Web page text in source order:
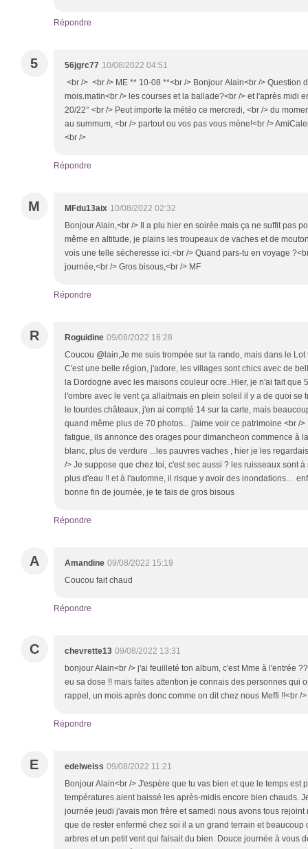
Répondre
5 56jgrc77 10/08/2022 04:51
<br /> <br /> ME ** 10-08 **<br /> Bonjour Alain<br /> Question
mois.matin<br /> les courses et la ballade?<br /> et l'après midi
20/22° <br /> Peut importe la météo ce mercredi, <br /> du
au summum, <br /> partout ou vos pas vous mène!<br />
<br />
Répondre
M MFdu13aix 10/08/2022 02:32
Bonjour Alain,<br /> Il a plu hier en soirée mais ça ne suffit pas
même en altitude, je plains les troupeaux de vaches et de
vois une telle sécheresse ici.<br /> Quand pars-tu en voyage
journée,<br /> Gros bisous,<br /> MF
Répondre
R Roguidine 09/08/2022 16:28
Coucou @lain,Je me suis trompée sur ta rando, mais dans le
C'est une belle région, j'adore, les villages sont chics avec de
la Dordogne avec les maisons couleur ocre..Hier, je n'ai fait que
l'ombre avec le vent ça allaitmais en plein soleil il y a de quoi se
le tourdes châteaux, j'en ai compté 14 sur la carte, mais
quand même plus de 70 photos... j'aime voir ce patrimoine <br /
fatigue, ils annonce des orages pour dimancheon commence à
blanc, plus de verdure ...les pauvres vaches , hier je les
/> Je suppose que chez toi, c'est sec aussi ? les ruisseaux sont
plus d'eau !! et à l'automne, il risque y avoir des inondations...
bonne fin de journée, je te fais de gros bisous
Répondre
A Amandine 09/08/2022 15:19
Coucou fait chaud
Répondre
C chevrette13 09/08/2022 13:31
bonjour Alain<br /> j'ai feuilleté ton album, c'est Mme à l'entrée
eu sa dose !! mais faites attention je connais des personnes qui
rappel, un mois après donc comme on dit chez nous Meffi !!<br /
Répondre
E edelweiss 09/08/2022 11:21
Bonjour Alain<br /> J'espère que tu vas bien et que le temps est
températures aient baissé les après-midis encore bien chauds.
journée jeudi j'avais mon frère et samedi nous avons tous
que de rester enfermé chez soi il a un grand terrain et
arbres et un petit vent qui faisait du bien. Douce journée à vous